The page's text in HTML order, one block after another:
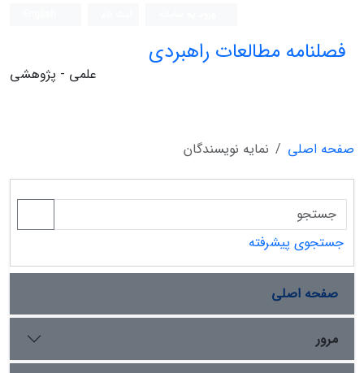
فصلنامه مطالعات راهبردی
علمی - پژوهشی
صفحه اصلی نمایه نویسندگان
جستجوی پیشرفته
صفحه اصلی
مرور